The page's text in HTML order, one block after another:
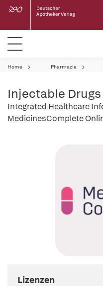
Home Pharmazie
Injectable
Integrated Healthcare
MedicinesComplete
Lizenzen